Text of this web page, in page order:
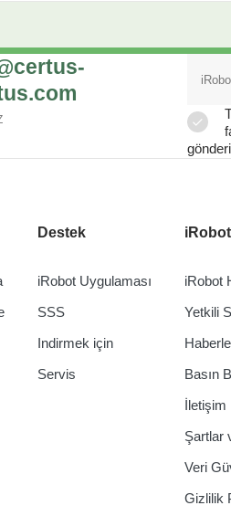
Destek
iRobot Uygulaması
SSS
Indirmek için
Servis
iRobot
Yetkili
Basın
İletişim
Şartlar
Veri
Gizlilik